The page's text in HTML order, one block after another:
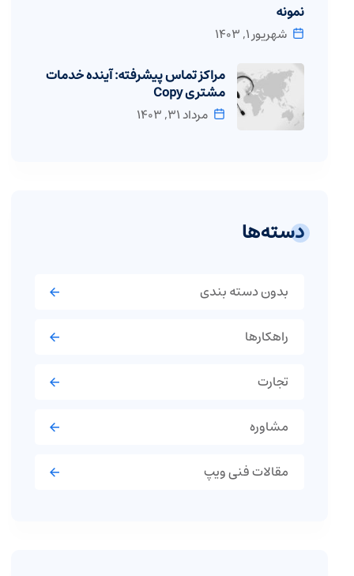
نمونه
شهریور ۱, ۱۴۰۳
مراکز تماس پیشرفته: آینده خدمات
مشتری Copy
مرداد ۳۱, ۱۴۰۳
دسته‌ها
بدون دسته بندی
راهکارها
تجارت
مشاوره
مقالات فنی ویپ